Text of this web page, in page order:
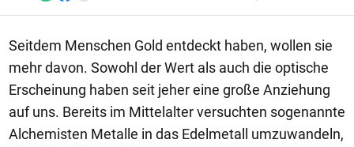
Seitdem Menschen Gold entdeckt haben, wollen sie
mehr davon. Sowohl der Wert als auch die optische
Erscheinung haben seit jeher eine große Anziehung
auf uns. Bereits im Mittelalter versuchten sogenannte
Alchemisten Metalle in das Edelmetall umzuwandeln,